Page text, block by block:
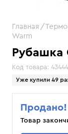
Рубашка
Код товара: 43444
Уже купили 49
Главная
Warm
Продано!
Товар